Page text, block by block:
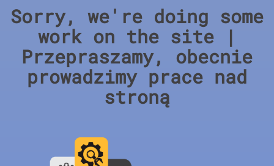
Sorry, we're doing some
work on the site |
Przepraszamy, obecnie
prowadzimy prace nad
stroną